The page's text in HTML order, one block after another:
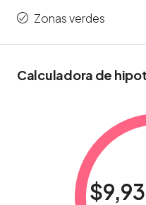
Zonas verdes
Calculadora de